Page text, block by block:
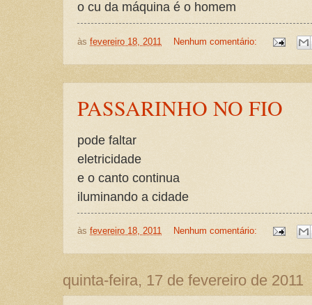
o cu da máquina é o homem
às fevereiro 18, 2011 Nenhum comentário:
PASSARINHO NO FIO
pode faltar
eletricidade
e o canto continua
iluminando a cidade
às fevereiro 18, 2011 Nenhum comentário:
quinta-feira, 17 de fevereiro de 2011